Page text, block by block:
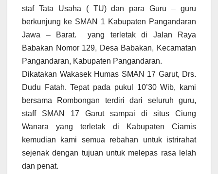
staf Tata Usaha ( TU) dan para Guru – guru
berkunjung ke SMAN 1 Kabupaten Pangandaran
Jawa – Barat. yang terletak di Jalan Raya
Babakan Nomor 129, Desa Babakan, Kecamatan
Pangandaran, Kabupaten Pangandaran.
Dikatakan Wakasek Humas SMAN 17 Garut, Drs.
Dudu Fatah. Tepat pada pukul 10’30 Wib, kami
bersama Rombongan terdiri dari seluruh guru,
staff SMAN 17 Garut sampai di situs Ciung
Wanara yang terletak di Kabupaten Ciamis
kemudian kami semua rebahan untuk istrirahat
sejenak dengan tujuan untuk melepas rasa lelah
dan penat.